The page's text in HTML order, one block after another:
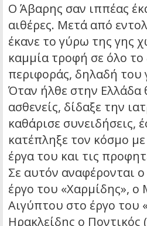
Ο Άβαρης σαν ιππέας
αιθέρες. Μετά από
έκανε το γύρω της γης
καμμία τροφή σε όλο
περιφοράς, δηλαδή του
Όταν ήλθε στην Ελλάδα
ασθενείς, δίδαξε την
καθάρισε συνειδήσεις,
κατέπληξε τον κόσμο
έργα του και τις
Σε αυτόν αναφέρονται
έργο του «Χαρμίδης», ο
Αιγύπτου στο έργο του
Ηρακλείδης ο